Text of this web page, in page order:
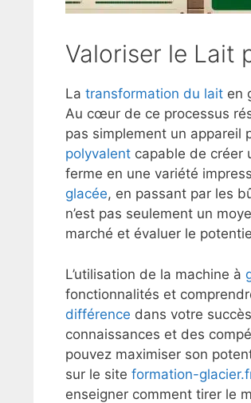
Valoriser le Lait
La transformation du lait en
Au cœur de ce processus
pas simplement un appareil
polyvalent capable de créer
ferme en une variété
glacée, en passant par les
n’est pas seulement un
marché et évaluer le
L’utilisation de la machine à
fonctionnalités et
différence dans votre
connaissances et des
pouvez maximiser son
sur le site formation-
enseigner comment tirer le